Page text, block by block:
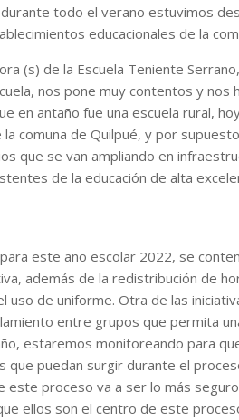
todo el verano estuvimos
educacionales de la
(s) de la Escuela Teniente
nos pone muy contentos y
en antaño fue una escuela rural,
comuna de Quilpué, y por
que se van ampliando en
de la educación de alta
este año escolar 2022, se
además de la redistribución de
uso de uniforme. Otra de las
entre grupos que permita
estaremos monitoreando para
puedan surgir durante el
este proceso va a ser lo más
ellos son el centro de este